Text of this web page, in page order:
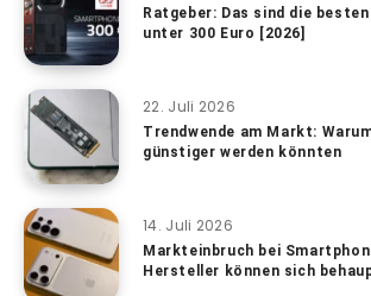
Ratgeber: Das sind die
unter 300 Euro [2026]
22. Juli 2026
Trendwende am Markt:
günstiger werden könnten
14. Juli 2026
Markteinbruch bei
Hersteller können sich